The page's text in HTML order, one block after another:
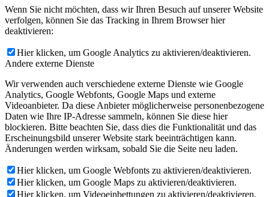
Wenn Sie nicht möchten, dass wir Ihren Besuch auf unserer Website
verfolgen, können Sie das Tracking in Ihrem Browser hier
deaktivieren:
Hier klicken, um Google Analytics zu aktivieren/deaktivieren.
Andere externe Dienste
Wir verwenden auch verschiedene externe Dienste wie Google
Analytics, Google Webfonts, Google Maps und externe
Videoanbieter. Da diese Anbieter möglicherweise personenbezogene
Daten wie Ihre IP-Adresse sammeln, können Sie diese hier
blockieren. Bitte beachten Sie, dass dies die Funktionalität und das
Erscheinungsbild unserer Website stark beeinträchtigen kann.
Änderungen werden wirksam, sobald Sie die Seite neu laden.
Hier klicken, um Google Webfonts zu aktivieren/deaktivieren.
Hier klicken, um Google Maps zu aktivieren/deaktivieren.
Hier klicken, um Videoeinbettungen zu aktivieren/deaktivieren.